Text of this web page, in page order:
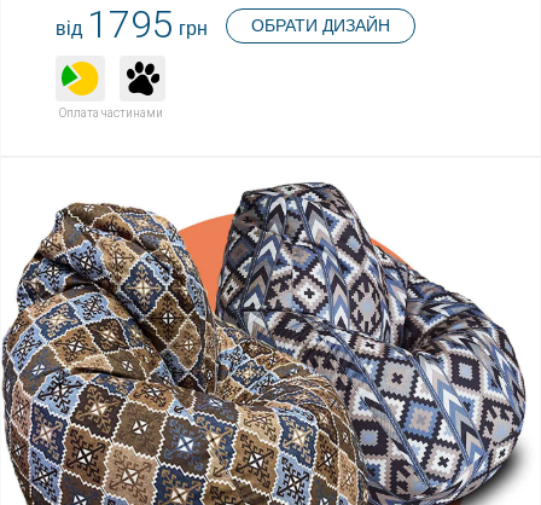
ОБРАТИ ДИЗАЙН
від 1795 грн
Оплата частинами